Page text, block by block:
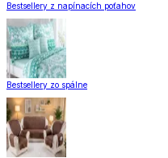
Bestsellery z napínacích poťahov
Bestsellery zo spálne